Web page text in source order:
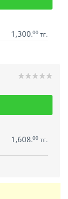
1,300.00 тг.
1,608.00 тг.